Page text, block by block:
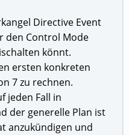
Directive Event
den Control Mode
könnt.
ersten konkreten
7 zu rechnen.
jeden Fall in
der generelle Plan ist
anzukündigen und